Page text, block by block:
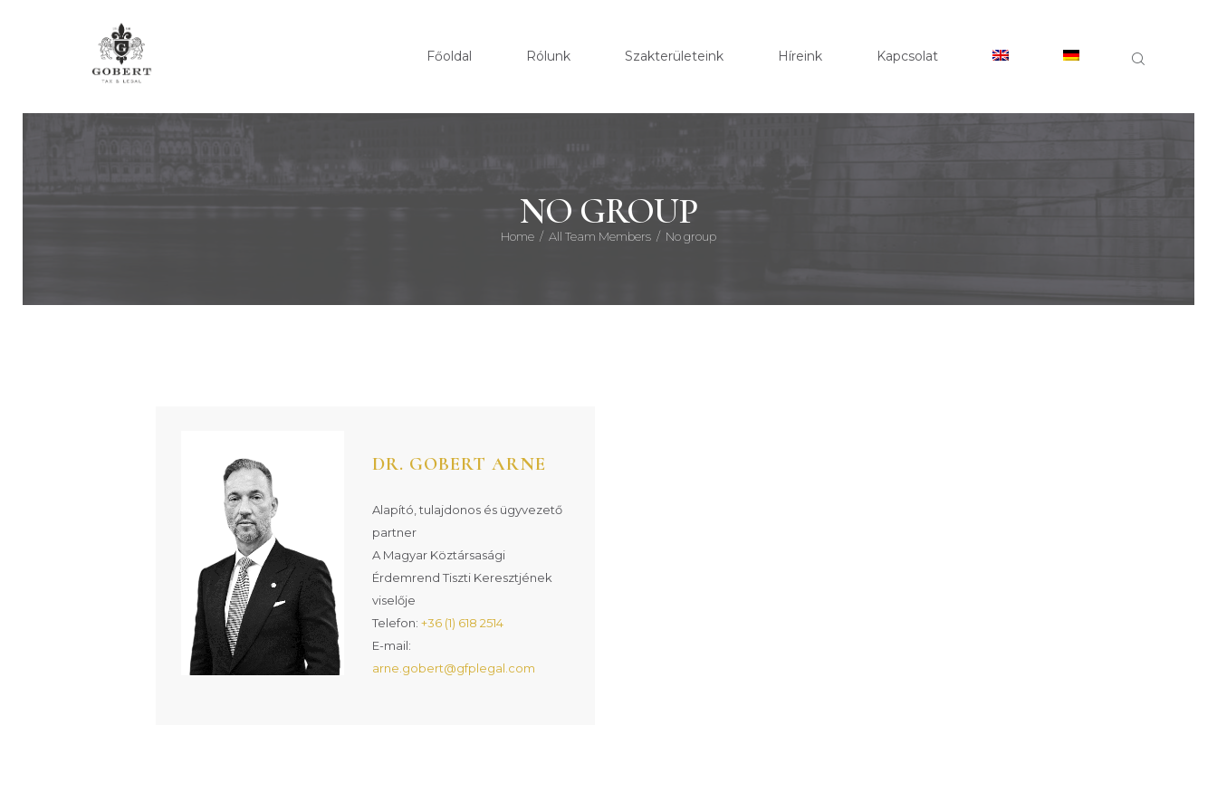
Főoldal Rólunk Szakterületeink Híreink Kapcsolat
NO GROUP
Home All Team Members No group
HÍREINK
DR. GOBERT ARNE
Alapító, tulajdonos és ügyvezető
partner
A Magyar Köztársasági
Érdemrend Tiszti Keresztjének
viselője
Telefon: +36 (1) 618 2514
E-mail:
arne.gobert@gfplegal.com